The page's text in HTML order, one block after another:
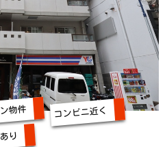
物件
コンビニ近く
り